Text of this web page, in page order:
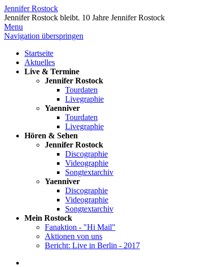
Jennifer Rostock
Jennifer Rostock bleibt. 10 Jahre Jennifer Rostock
Menu
Navigation überspringen
Startseite
Aktuelles
Live & Termine
Jennifer Rostock
Tourdaten
Livegraphie
Yaenniver
Tourdaten
Livegraphie
Hören & Sehen
Jennifer Rostock
Discographie
Videographie
Songtextarchiv
Yaenniver
Discographie
Videographie
Songtextarchiv
Mein Rostock
Fanaktion - "Hi Mail"
Aktionen von uns
Bericht: Live in Berlin - 2017